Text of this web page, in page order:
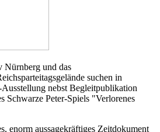
Nürnberg und das
suchen in
nebst Begleitpublikation
Schwarze Peter-Spiels "Verlorenes
enorm aussagekräftiges Zeitdokument